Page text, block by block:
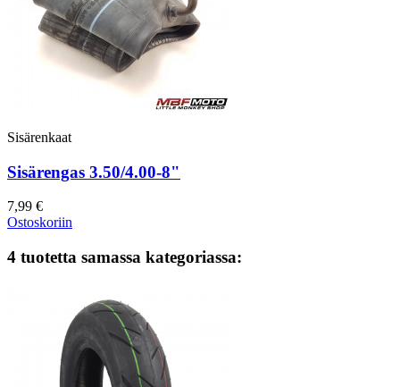
Sisärenkaat
Sisärengas 3.50/4.00-8"
7,99 €
Ostoskoriin
4 tuotetta samassa kategoriassa: